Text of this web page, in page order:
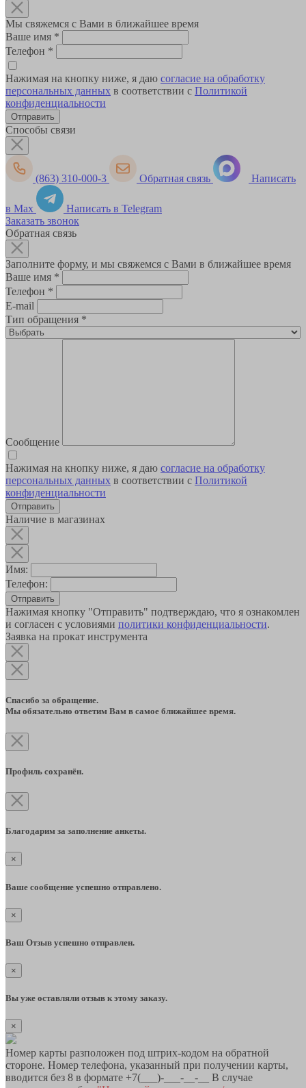
Мы свяжемся с Вами в ближайшее время
Ваше имя *
Телефон *
Нажимая на кнопку ниже, я даю согласие на обработку
персональных данных в соответствии с Политикой
конфиденциальности
Способы связи
(863) 310-000-3 Обратная связь Написать
в Max
Написать в Telegram
Заказать звонок
Обратная связь
Заполните форму, и мы свяжемся с Вами в ближайшее время
Ваше имя *
Телефон *
E-mail
Тип обращения *
Сообщение
Нажимая на кнопку ниже, я даю согласие на обработку
персональных данных в соответствии с Политикой
конфиденциальности
Наличие в магазинах
Имя:
Телефон:
Отправить
Нажимая кнопку "Отправить" подтверждаю, что я ознакомлен
и согласен с условиями политики конфиденциальности.
Заявка на прокат инструмента
Спасибо за обращение.
Мы обязательно ответим Вам в самое ближайшее время.
Профиль сохранён.
Благодарим за заполнение анкеты.
×
Ваше сообщение успешно отправлено.
×
Ваш Отзыв успешно отправлен.
×
Вы уже оставляли отзыв к этому заказу.
×
Номер карты разположен под штрих-кодом на обратной
стороне. Номер телефона, указанный при получении карты,
вводится без 8 в формате +7(___)-___-__-__ В случае